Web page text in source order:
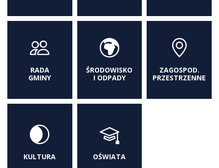
RADA
GMINY
ŚRODOWISKO
I ODPADY
ZAGOSPOD.
PRZESTRZENNE
KULTURA OŚWIATA